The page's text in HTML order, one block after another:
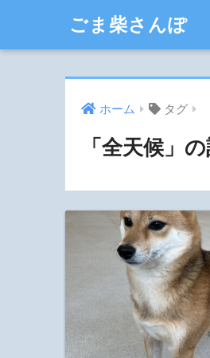
ごま柴さんぽ
ホーム タグ
「全天候」